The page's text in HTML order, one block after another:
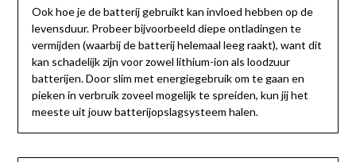
Ook hoe je de batterij gebruikt kan invloed hebben op de
levensduur. Probeer bijvoorbeeld diepe ontladingen te
vermijden (waarbij de batterij helemaal leeg raakt), want dit
kan schadelijk zijn voor zowel lithium-ion als loodzuur
batterijen. Door slim met energiegebruik om te gaan en
pieken in verbruik zoveel mogelijk te spreiden, kun jij het
meeste uit jouw batterijopslagsysteem halen.